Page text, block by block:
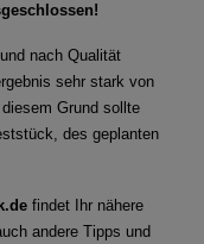
nach Qualität
sehr stark von
Grund sollte
des geplanten
findet Ihr nähere
andere Tipps und